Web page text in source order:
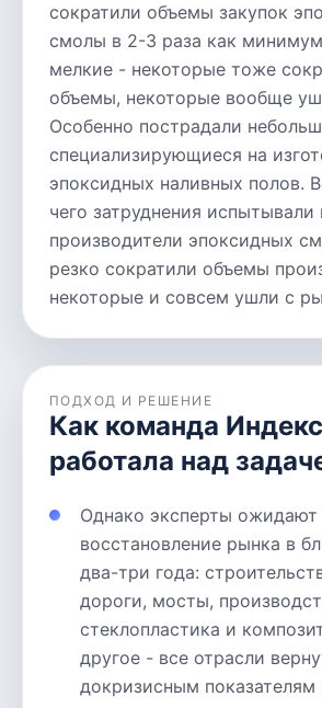
сократили объемы закупок
смолы в 2-3 раза как
мелкие - некоторые тоже
объемы, некоторые вообще
Особенно пострадали
специализирующиеся на
эпоксидных наливных полов.
чего затруднения испытывали
производители эпоксидных
резко сократили объемы
некоторые и совсем ушли с
ПОДХОД И РЕШЕНИЕ
Как команда
работала над
Однако эксперты ожидают
восстановление рынка в
два-три года:
дороги, мосты,
стеклопластика и
другое - все отрасли
докризисным показателям